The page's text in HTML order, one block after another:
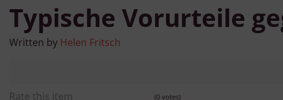
Typische Vorurteile
Written by Helen Fritsch
Rate this item (0 votes)